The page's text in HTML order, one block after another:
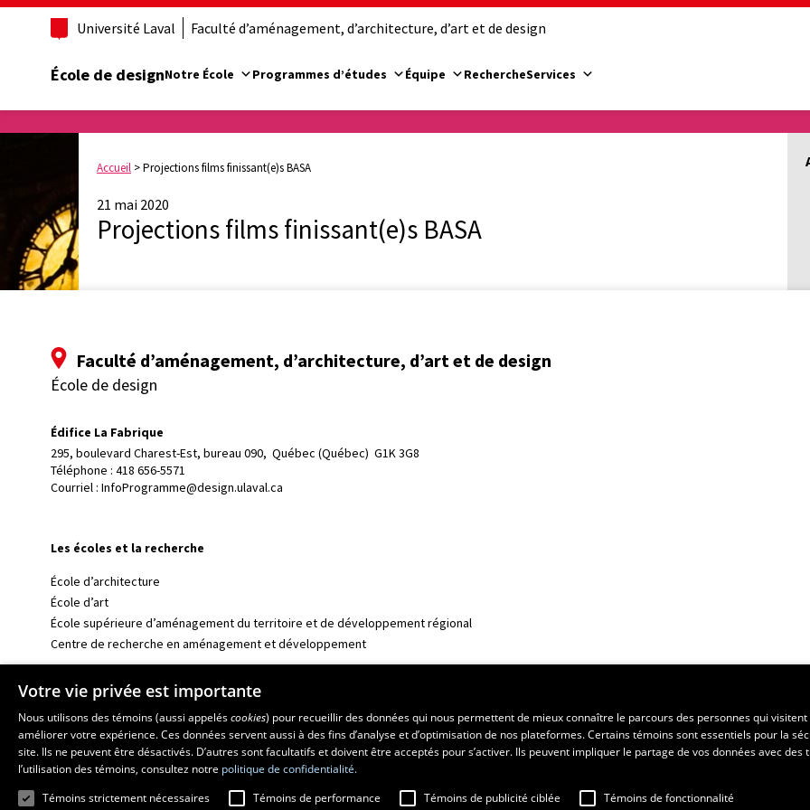
Université Laval Faculté d’aménagement, d’architecture, d’art et de design
École de designNotre École Programmes d’études Équipe RechercheServices
Accueil >Projections films finissant(e)s BASA
21 mai 2020
Projections films finissant(e)s BASA
Faculté d’aménagement, d’architecture, d’art et de design
École de design
Édifice La Fabrique
295, boulevard Charest-Est, bureau 090, Québec (Québec)  G1K 3G8
Téléphone : 418 656-5571
Courriel : InfoProgramme@design.ulaval.ca
Les écoles et la recherche
École d’architecture
École d’art
École supérieure d’aménagement du territoire et de développement régional
Centre de recherche en aménagement et développement
Votre vie privée est importante
Nous utilisons des témoins (aussi appeléscookies) pour recueillir des données qui nous permettent de mieux connaître le parcours des personnes qui
améliorer votre expérience. Ces données servent aussi à des fins d’analyse et d’optimisation de nos plateformes. Certains témoins sont essentiels pour la
site. Ils ne peuvent être désactivés. D’autres sont facultatifs et doivent être acceptés pour s’activer. Ils peuvent impliquer le partage de vos données avec des
l’utilisation des témoins, consultez notre politique de confidentialité.
Témoins strictement nécessaires
Témoins de performance Témoins de publicité ciblée Témoins de fonctionnalité